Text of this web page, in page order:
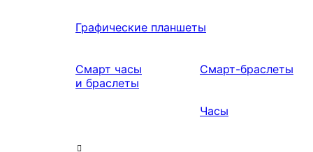
Графические планшеты
Смарт часы
и браслеты
Смарт-браслеты
Часы